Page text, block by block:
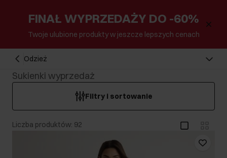
FINAŁ WYPRZEDAŻY DO -60%
Twoje ulubione produkty w jeszcze lepszych cenach
Odzież
Sukienki wyprzedaż
Filtry i sortowanie
Liczba produktów: 92